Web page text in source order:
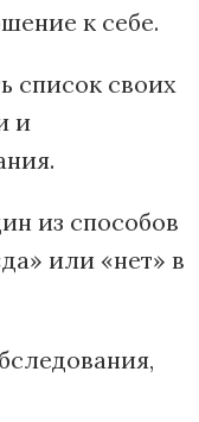
к себе.
список своих
и
из способов
или «нет» в